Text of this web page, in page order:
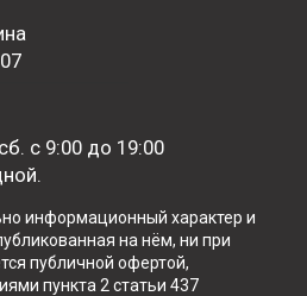
информационный характер и
на нём, ни при
публичной офертой,
пункта 2 статьи 437
с 9:00 до 19:00